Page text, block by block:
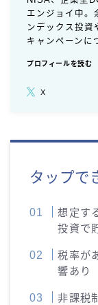
エンジョイ中。
ンデックス投資
キャンペーンに
プロフィールを読む
X
タップで
想定す
投資で
税率が
響あり
非課税